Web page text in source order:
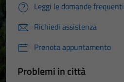
Leggi le domande frequenti
Richiedi assistenza
Prenota appuntamento
Problemi in città